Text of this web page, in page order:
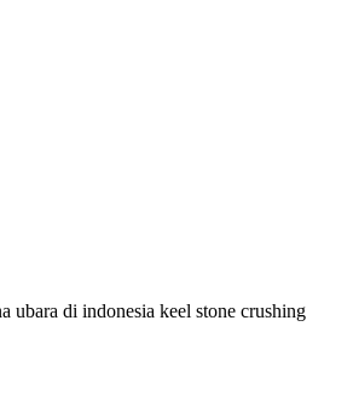
ubara di indonesia keel stone crushing